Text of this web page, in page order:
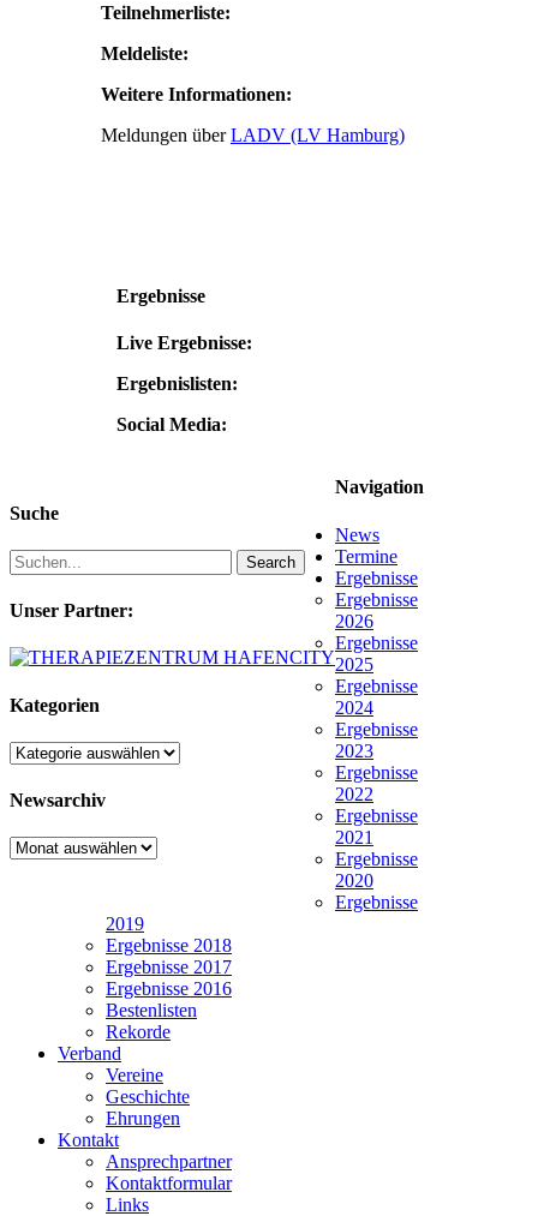
Teilnehmerliste:
Meldeliste:
Weitere Informationen:
Meldungen überLADV (LV Hamburg)
Ergebnisse
Live Ergebnisse:
Ergebnislisten:
Social Media:
Suche
Search
Unser Partner:
Kategorien
Kategorien
Newsarchiv
Newsarchiv
Navigation
News
Termine
Ergebnisse
Ergebnisse
2026
Ergebnisse
2025
Ergebnisse
2024
Ergebnisse
2023
Ergebnisse
2022
Ergebnisse
2021
Ergebnisse
2020
Ergebnisse
2019
Ergebnisse 2018
Ergebnisse 2017
Ergebnisse 2016
Bestenlisten
Rekorde
Verband
Vereine
Geschichte
Ehrungen
Kontakt
Ansprechpartner
Kontaktformular
Links